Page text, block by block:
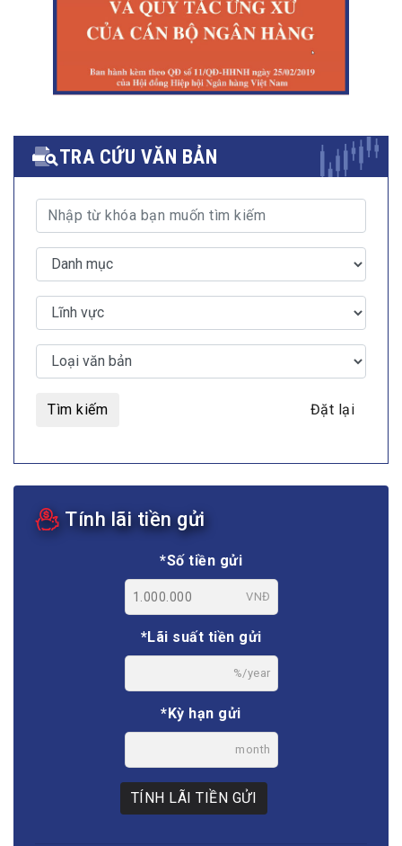
TRA CỨU VĂN BẢN
Tìm kiếm Đặt lại
Tính lãi tiền gửi
*Số tiền gửi
VNĐ
*Lãi suất tiền gửi
%/year
*Kỳ hạn gửi
month
TÍNH LÃI TIỀN GỬI